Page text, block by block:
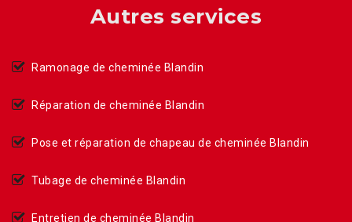
Autres services
Ramonage de cheminée Blandin
Réparation de cheminée Blandin
Pose et réparation de chapeau de cheminée Blandin
Tubage de cheminée Blandin
Entretien de cheminée Blandin